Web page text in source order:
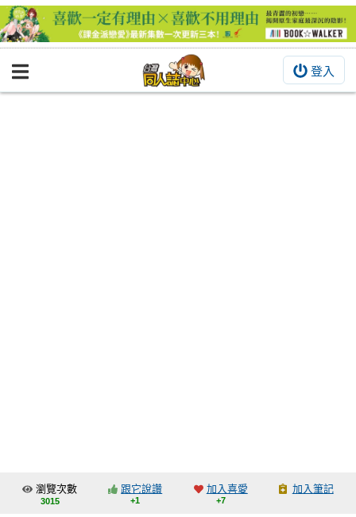
登入
BOOKY書集倉庫
交流中心
瀏覽次數
3015
跟它說讚
+1
加入喜愛
+7
加入筆記